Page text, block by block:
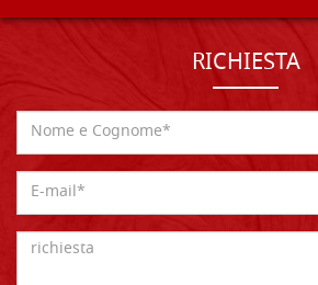
RICHIESTA